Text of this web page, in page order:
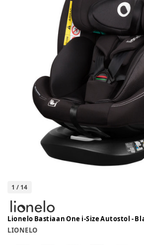
1 / 14
Lionelo Bastiaan One i-Size Autostol -
LIONELO